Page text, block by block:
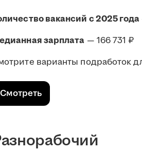
вакансий с 2025 года
зарплата — 166 731 ₽
варианты подработок
Смотреть